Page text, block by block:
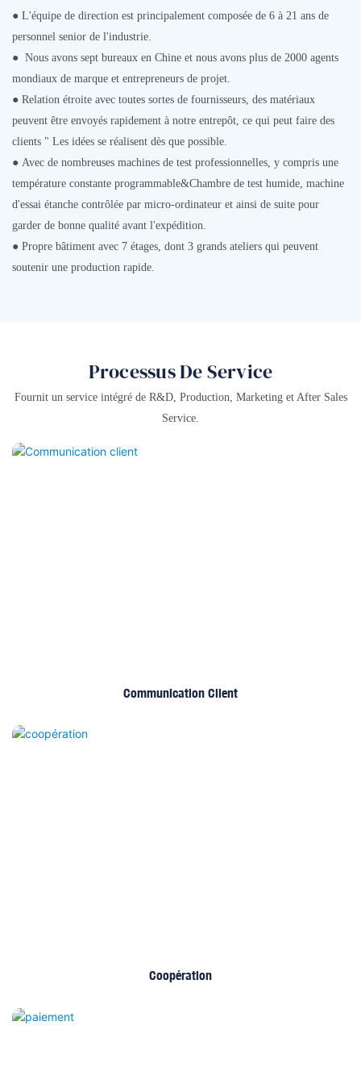
● L'équipe de direction est principalement composée de 6 à 21 ans de
personnel senior de l'industrie.
● Nous avons sept bureaux en Chine et nous avons plus de 2000 agents
mondiaux de marque et entrepreneurs de projet.
● Relation étroite avec toutes sortes de fournisseurs, des matériaux
peuvent être envoyés rapidement à notre entrepôt, ce qui peut faire des
clients " Les idées se réalisent dès que possible.
● Avec de nombreuses machines de test professionnelles, y compris une
température constante programmable&Chambre de test humide, machine
d'essai étanche contrôlée par micro-ordinateur et ainsi de suite pour
garder de bonne qualité avant l'expédition.
● Propre bâtiment avec 7 étages, dont 3 grands ateliers qui peuvent
soutenir une production rapide.
Processus De Service
Fournit un service intégré de R&D, Production, Marketing et After Sales
Service.
Communication Client
Coopération